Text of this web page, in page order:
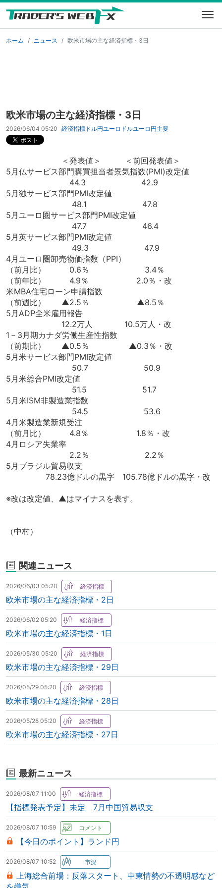
ホーム ニュース 欧米市場の主な経済指標・3日
欧米市場の主な経済指標・3日
2026/06/04 05:20 経済指標 ドル円ユーロドルユーロ円主要
＜発表値＞ ＜前回発表値＞
5月仏サービス部門購買担当者景気指数(PMI)改定値
44.3 42.9
5月独サービス部門PMI改定値
48.1 47.8
5月ユーロ圏サービス部門PMI改定値
47.7 46.4
5月英サービス部門PMI改定値
49.3 47.9
4月ユーロ圏卸売物価指数（PPI）
（前月比） 0.6％ 3.4％
（前年比） 4.9％ 2.0％・改
米MBA住宅ローン申請指数
（前週比） ▲2.5％ ▲8.5％
5月ADP全米雇用報告
12.2万人 10.5万人・改
1－3月期カナダ労働生産性指数
（前期比） ▲0.5％ ▲0.3％・改
5月米サービス部門PMI改定値
50.7 50.9
5月米総合PMI改定値
51.5 51.7
5月米ISM非製造業指数
54.5 53.6
4月米製造業新規受注
（前月比） 4.8％ 1.8％・改
4月ロシア失業率
2.2％ 2.2％
5月ブラジル貿易収支
78.23億ドルの黒字 105.78億ドルの黒字・改
※改は改定値、▲はマイナスを表す。
（中村）
関連ニュース
2026/06/03 05:20
欧米市場の主な経済指標・2日
2026/06/02 05:20
欧米市場の主な経済指標・1日
2026/05/30 05:20
欧米市場の主な経済指標・29日
2026/05/29 05:20
欧米市場の主な経済指標・28日
2026/05/28 05:20
欧米市場の主な経済指標・27日
最新ニュース
2026/08/07 11:00
【指標発表予定】未定 7月中国貿易収支
2026/08/07 10:59
【今日のポイント】ランド円
2026/08/07 10:52
上海総合前場：反落スタート、中東情勢の不透明感など